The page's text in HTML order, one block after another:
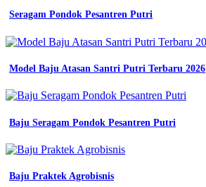
lis
diskon
jual
kemeja
lengan
panjang
pria
seragam
pakaian
kerja
Seragam Pondok Pesantren Putri
Model Baju Atasan Santri Putri Terbaru 2026
Baju Seragam Pondok Pesantren Putri
Baju Praktek Agrobisnis